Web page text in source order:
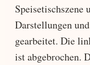
Speisetischszene
Darstellungen
gearbeitet. Die
ist abgebrochen.